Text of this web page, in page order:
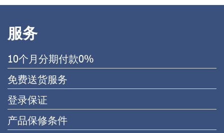
服务
10个月分期付款0%
免费送货服务
登录保证
产品保修条件